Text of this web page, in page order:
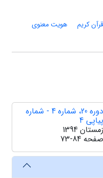
قرآن کریم
هویت معنوی
دوره 20، شماره 4 - شماره
پیاپی 4
زمستان 1394
صفحه 73-84